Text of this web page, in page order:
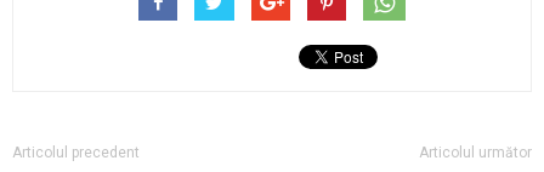
Articolul precedent Articolul următor